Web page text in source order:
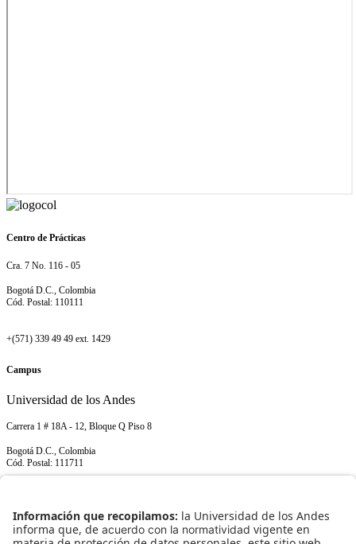
Centro de Prácticas
Cra. 7 No. 116 - 05
Bogotá D.C., Colombia
Cód. Postal: 110111
+(571) 339 49 49 ext. 1429
Campus
Universidad de los Andes
Carrera 1 # 18A - 12, Bloque Q Piso 8
Bogotá D.C., Colombia
Cód. Postal: 111711
NORMATIVIDAD INSTITUCIONAL